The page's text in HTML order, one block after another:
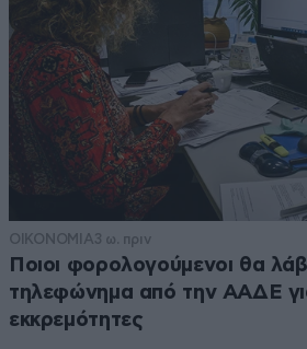
ΟΙΚΟΝΟΜΙΑ3 ω. πριν
Ποιοι φορολογούμενοι θα
τηλεφώνημα από την ΑΑΔΕ
εκκρεμότητες